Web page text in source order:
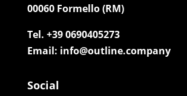
00060 Formello (RM)
Tel. +39 0690405273
Email: info@outline.company
Social